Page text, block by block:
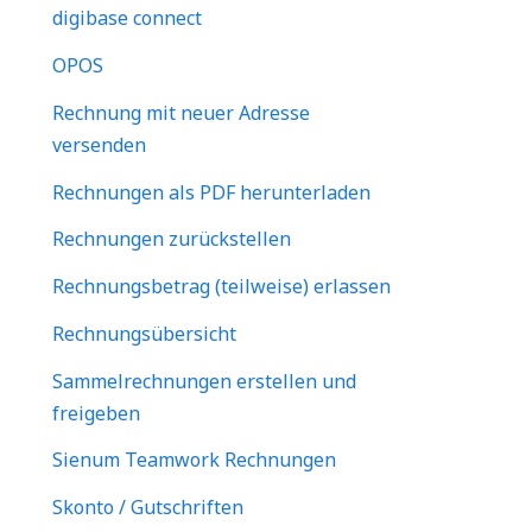
digibase connect
OPOS
Rechnung mit neuer Adresse
versenden
Rechnungen als PDF herunterladen
Rechnungen zurückstellen
Rechnungsbetrag (teilweise) erlassen
Rechnungsübersicht
Sammelrechnungen erstellen und
freigeben
Sienum Teamwork Rechnungen
Skonto / Gutschriften